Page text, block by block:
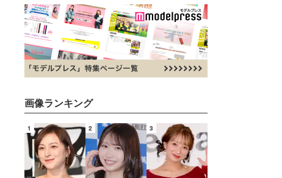
画像ランキング
1 2 3